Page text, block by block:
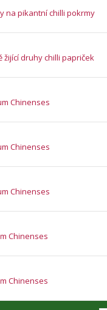
na pikantní chilli pokrmy
žijící druhy chilli papriček
Chinenses
Chinenses
Chinenses
Chinenses
Chinenses